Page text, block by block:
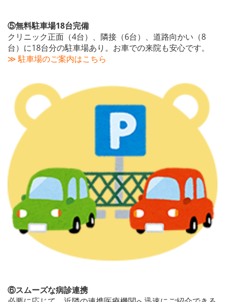
⑤無料駐車場18台完備
クリニック正面（4台）、隣接（6台）、道路向かい（8
台）に18台分の駐車場あり。お車での来院も安心です。
≫ 駐車場のご案内はこちら
⑥スムーズな病診連携